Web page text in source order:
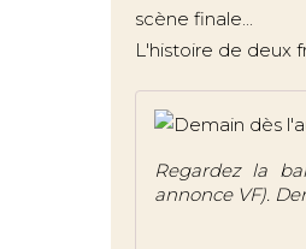
scène finale...
L'histoire de deux
Regardez la
annonce VF).